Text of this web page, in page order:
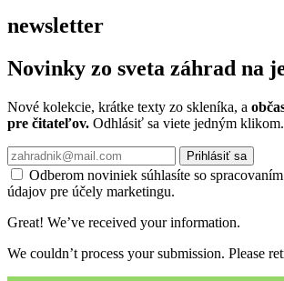
newsletter
Novinky zo sveta záhrad na
Nové kolekcie, krátke texty zo skleníka, a
pre čitateľov. Odhlásiť sa viete jedným klikom.
Prihlásiť sa
Odberom noviniek súhlasíte so
údajov pre účely marketingu.
Great! We’ve received your information.
We couldn’t process your submission. Please